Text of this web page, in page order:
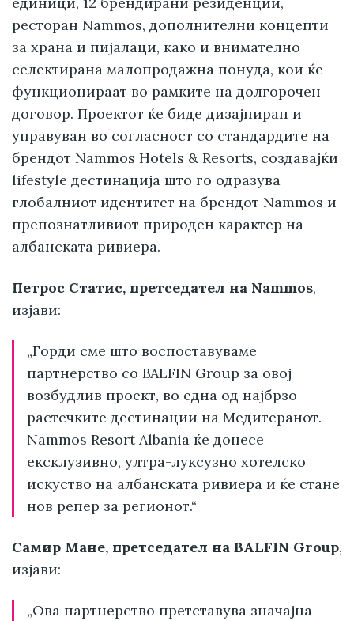
ресторан Nammos, дополнителни концепти
за храна и пијалаци, како и внимателно
селектирана малопродажна понуда, кои ќе
функционираат во рамките на долгорочен
договор. Проектот ќе биде дизајниран и
управуван во согласност со стандардите на
брендот Nammos Hotels & Resorts, создавајќи
lifestyle дестинација што го одразува
глобалниот идентитет на брендот Nammos и
препознатливиот природен карактер на
албанската ривиера.
Петрос Статис, претседател на Nammos,
изјави:
„Горди сме што воспоставуваме
партнерство со BALFIN Group за овој
возбудлив проект, во една од најбрзо
растечките дестинации на Медитеранот.
Nammos Resort Albania ќе донесе
ексклузивно, ултра-луксузно хотелско
искуство на албанската ривиера и ќе стане
нов репер за регионот.“
Самир Мане, претседател на BALFIN Group,
изјави:
„Ова партнерство претставува значајна